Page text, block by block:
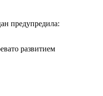
предупредила: